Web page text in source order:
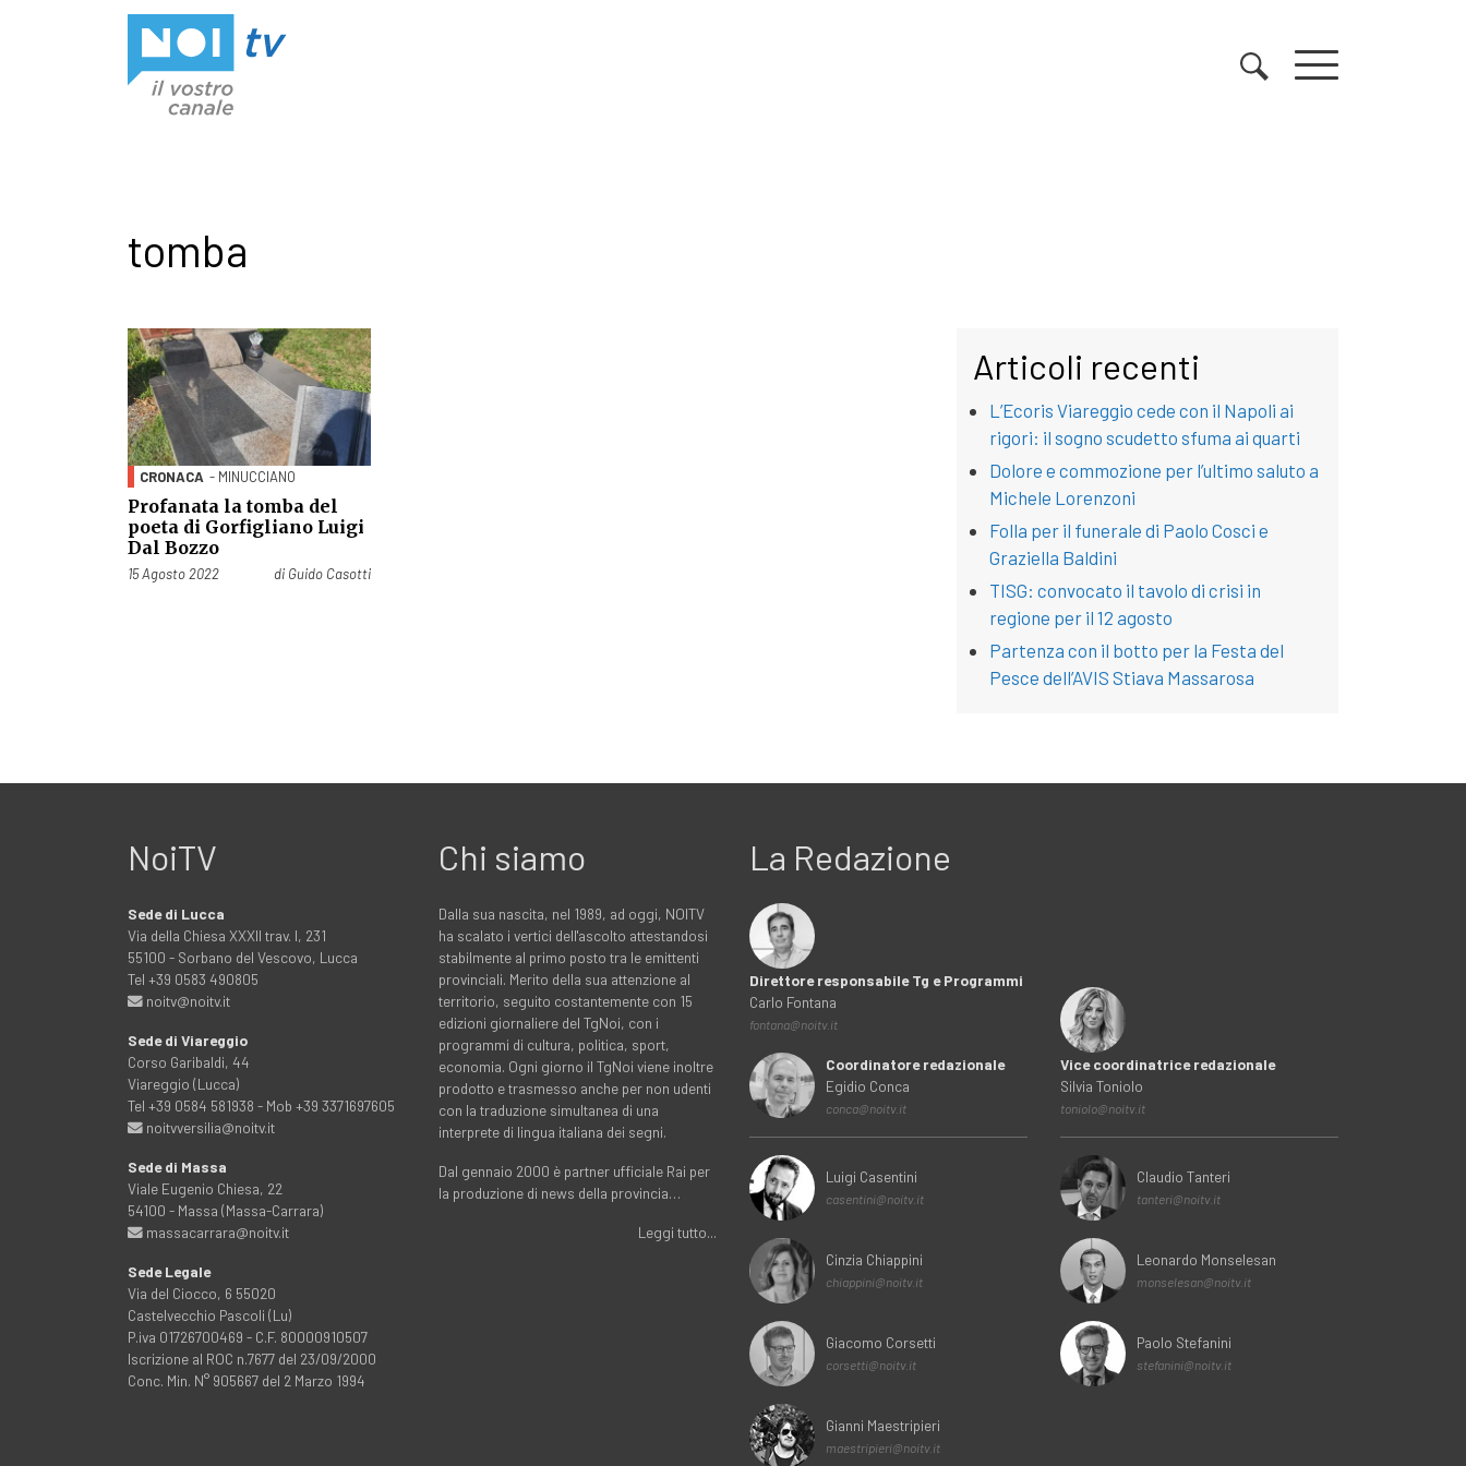
tomba
CRONACA - MINUCCIANO
Profanata la tomba del
poeta di Gorfigliano Luigi
Dal Bozzo
Pubblicato il
15 Agosto 2022 di Guido Casotti
Articoli recenti
L’Ecoris Viareggio cede con il Napoli ai
rigori: il sogno scudetto sfuma ai quarti
Dolore e commozione per l’ultimo saluto a
Michele Lorenzoni
Folla per il funerale di Paolo Cosci e
Graziella Baldini
TISG: convocato il tavolo di crisi in
regione per il 12 agosto
Partenza con il botto per la Festa del
Pesce dell’AVIS Stiava Massarosa
NoiTV
Sede di Lucca
Via della Chiesa XXXII trav. I, 231
55100 - Sorbano del Vescovo, Lucca
Tel +39 0583 490805
noitv@noitv.it
Sede di Viareggio
Corso Garibaldi, 44
Viareggio (Lucca)
Tel +39 0584 581938 - Mob +39 3371697605
noitvversilia@noitv.it
Sede di Massa
Viale Eugenio Chiesa, 22
54100 - Massa (Massa-Carrara)
massacarrara@noitv.it
Sede Legale
Via del Ciocco, 6 55020
Castelvecchio Pascoli (Lu)
P.iva 01726700469 - C.F. 80000910507
Iscrizione al ROC n.7677 del 23/09/2000
Conc. Min. N° 905667 del 2 Marzo 1994
Chi siamo
Dalla sua nascita, nel 1989, ad oggi, NOITV
ha scalato i vertici dell'ascolto attestandosi
stabilmente al primo posto tra le emittenti
provinciali. Merito della sua attenzione al
territorio, seguito costantemente con 15
edizioni giornaliere del TgNoi, con i
programmi di cultura, politica, sport,
economia. Ogni giorno il TgNoi viene inoltre
prodotto e trasmesso anche per non udenti
con la traduzione simultanea di una
interprete di lingua italiana dei segni.
Dal gennaio 2000 è partner ufficiale Rai per
la produzione di news della provincia…
Leggi tutto...
La Redazione
Direttore responsabile Tg e Programmi
Carlo Fontana
fontana@noitv.it
Coordinatore redazionale
Egidio Conca
conca@noitv.it
Luigi Casentini
casentini@noitv.it
Cinzia Chiappini
chiappini@noitv.it
Giacomo Corsetti
corsetti@noitv.it
Gianni Maestripieri
maestripieri@noitv.it
Vice coordinatrice redazionale
Silvia Toniolo
toniolo@noitv.it
Claudio Tanteri
tanteri@noitv.it
Leonardo Monselesan
monselesan@noitv.it
Paolo Stefanini
stefanini@noitv.it